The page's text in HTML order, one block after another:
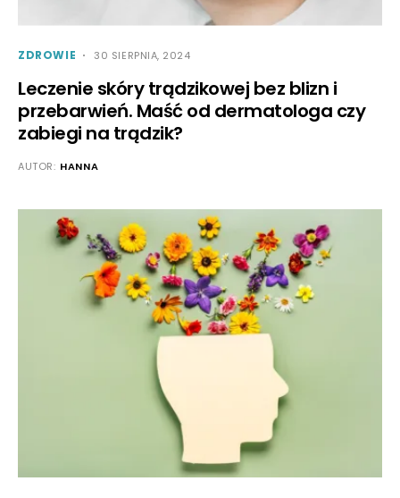
ZDROWIE 30 SIERPNIA, 2024
Leczenie skóry trądzikowej bez blizn i
przebarwień. Maść od dermatologa czy
zabiegi na trądzik?
AUTOR: HANNA